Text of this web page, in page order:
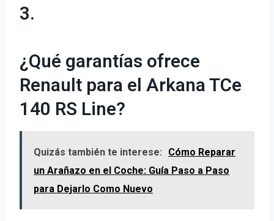
3.
¿Qué garantías ofrece
Renault para el Arkana TCe
140 RS Line?
Quizás también te interese:
Cómo Reparar
un Arañazo en el Coche: Guía Paso a Paso
para Dejarlo Como Nuevo